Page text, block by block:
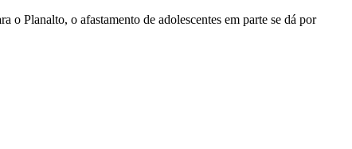
Planalto, o afastamento de adolescentes em parte se dá por